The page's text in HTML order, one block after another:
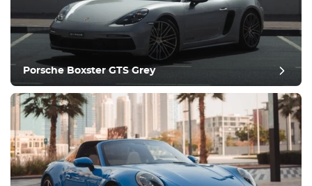
Porsche Boxster GTS Grey